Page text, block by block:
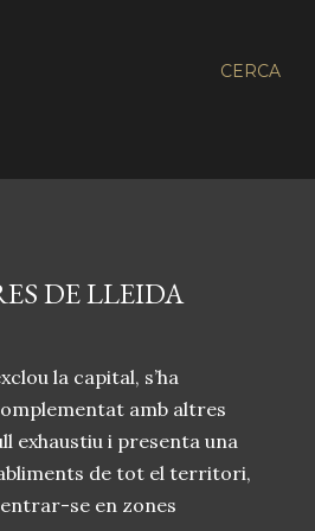
CERCA
DE LLEIDA
la capital, s’ha
amb altres
exhaustiu i presenta una
de tot el territori,
se en zones